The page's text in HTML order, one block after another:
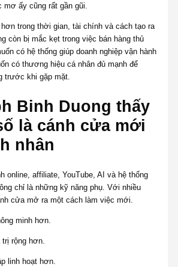
mơ ấy cũng rất gần gũi.
trong thời gian, tài chính và cách tạo ra
còn bị mắc kẹt trong việc bán hàng thủ
có hệ thống giúp doanh nghiệp vận hành
có thương hiệu cá nhân đủ mạnh để
trước khi gặp mặt.
Binh Duong thấy
là cánh cửa mới
nhân
online, affiliate, YouTube, AI và hệ thống
chỉ là những kỹ năng phụ. Với nhiều
cửa mở ra một cách làm việc mới.
minh hơn.
trị rộng hơn.
linh hoạt hơn.